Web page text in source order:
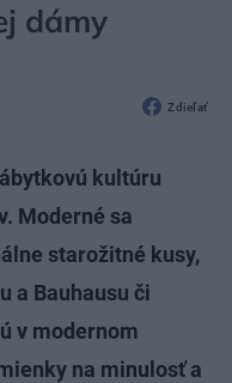
dámy
Zdieľať
kultúru
Moderné sa
starožitné kusy,
a Bauhausu či
v modernom
na minulosť a